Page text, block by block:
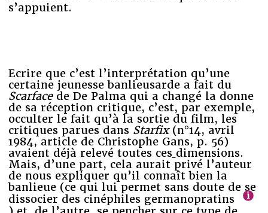
s’appuient.
Ecrire que c’est l’interprétation qu’une
certaine jeunesse banlieusarde a fait du
Scarface de De Palma qui a changé la donne
de sa réception critique, c’est, par exemple,
occulter le fait qu’à la sortie du film, les
critiques parues dans Starfix(n°14, avril
1984, article de Christophe Gans, p. 56)
avaient déjà relevé toutes ces dimensions.
Mais, d’une part, cela aurait privé l’auteur
de nous expliquer qu’il connaît bien la
banlieue (ce qui lui permet sans doute de se
dissocier des cinéphiles germanopratins